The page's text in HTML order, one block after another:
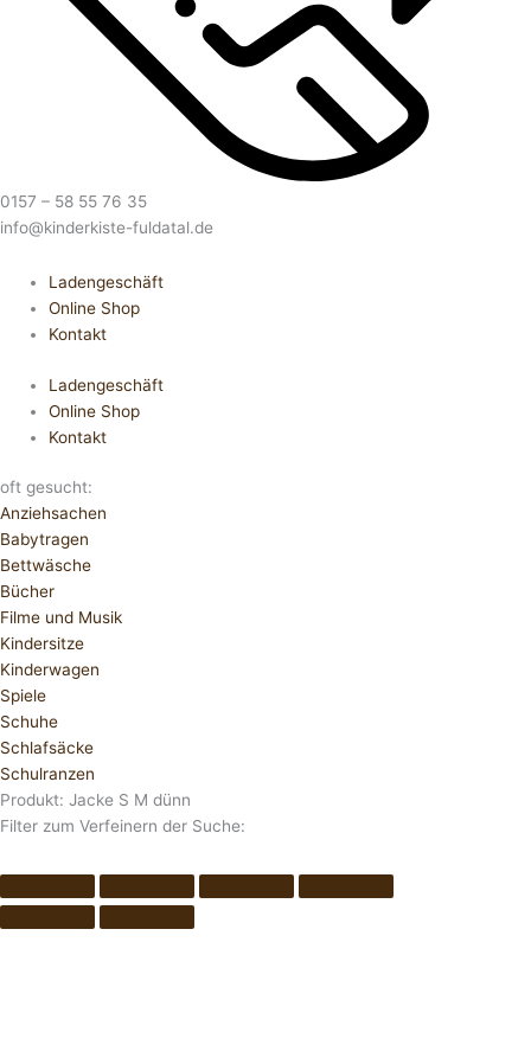
0157 – 58 55 76 35
info@kinderkiste-fuldatal.de
Ladengeschäft
Online Shop
Kontakt
Ladengeschäft
Online Shop
Kontakt
oft gesucht:
Anziehsachen
Babytragen
Bettwäsche
Bücher
Filme und Musik
Kindersitze
Kinderwagen
Spiele
Schuhe
Schlafsäcke
Schulranzen
Produkt: Jacke S M dünn
Filter zum Verfeinern der Suche: